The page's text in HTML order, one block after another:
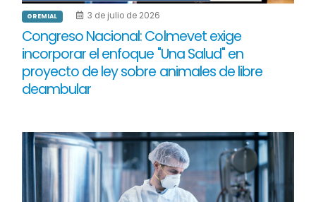
GREMIAL 3 de julio de 2026
Congreso Nacional: Colmevet exige
incorporar el enfoque "Una Salud" en
proyecto de ley sobre animales de libre
deambular